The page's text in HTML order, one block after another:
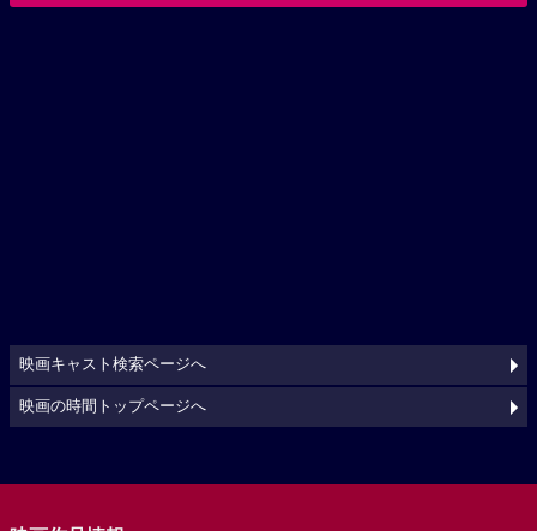
映画キャスト検索ページへ
映画の時間トップページへ